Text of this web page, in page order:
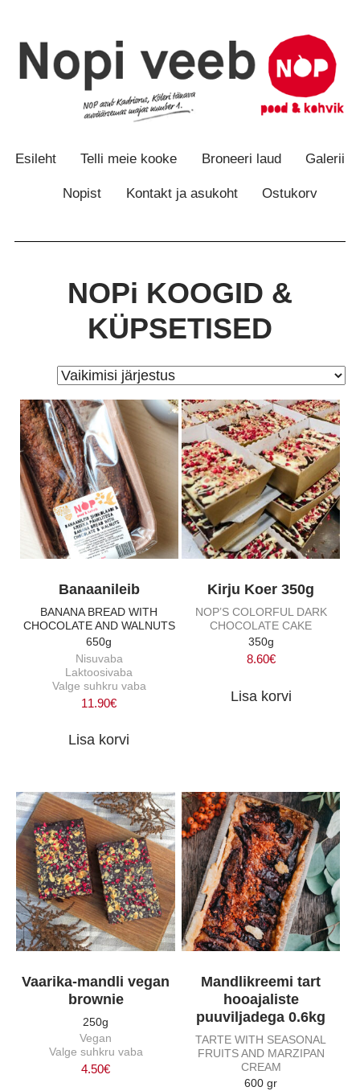
juurde
juurde
Esileht Telli meie kooke Broneeri laud Galerii
Nopist Kontakt ja asukoht Ostukorv
NOPi KOOGID &
KÜPSETISED
Banaanileib
BANANA BREAD WITH
CHOCOLATE AND WALNUTS
650g
Nisuvaba
Laktoosivaba
Valge suhkru vaba
11.90€
Lisa korvi
Kirju Koer 350g
NOP’S COLORFUL DARK
CHOCOLATE CAKE
350g
8.60€
Lisa korvi
Vaarika-mandli vegan
brownie
250g
Vegan
Valge suhkru vaba
4.50€
Mandlikreemi tart
hooajaliste
puuviljadega 0.6kg
TARTE WITH SEASONAL
FRUITS AND MARZIPAN
CREAM
600 gr